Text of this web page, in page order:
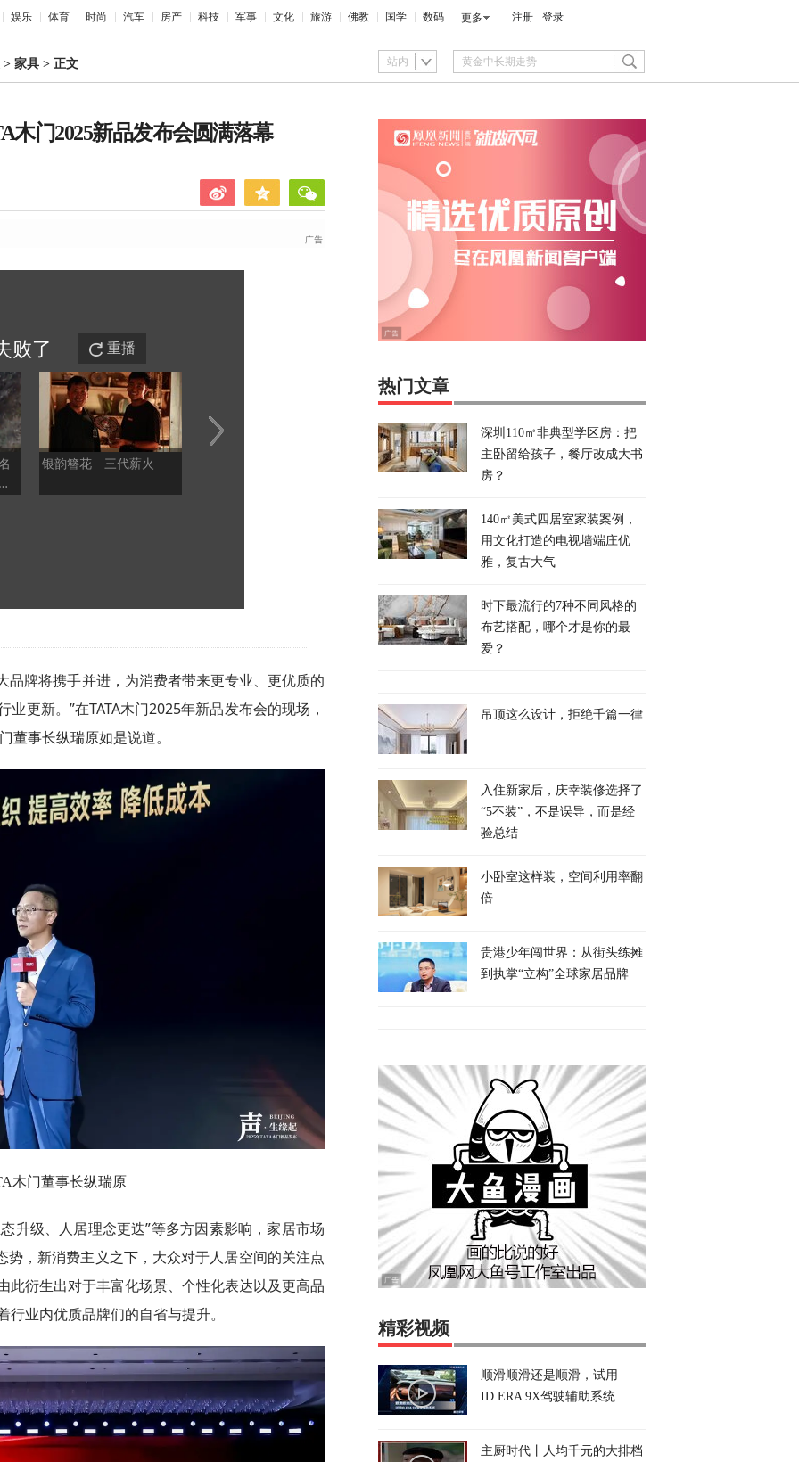
娱乐 体育 时尚 汽车 房产 科技 军事 文化 旅游 佛教 国学 数码 更多 注册 登录
> 家具 > 正文 站内
木门2025新品发布会圆满落幕
败了 重播
银韵簪花 三代薪火
山河有韵大地成诗 奔赴
【甘快看】甘肃武威：冰
品牌将携手并进，为消费者带来更专业、更优质的
更新。”在TATA木门2025年新品发布会的现场，
董事长纵瑞原如是说道。
木门董事长纵瑞原
升级、人居理念更迭”等多方因素影响，家居市场
势，新消费主义之下，大众对于人居空间的关注点
此衍生出对于丰富化场景、个性化表达以及更高品
业内优质品牌们的自省与提升。
热门文章
深圳110㎡非典型学区房：把
主卧留给孩子，餐厅改成大书
房？
140㎡美式四居室家装案例，
用文化打造的电视墙端庄优
雅，复古大气
时下最流行的7种不同风格的
布艺搭配，哪个才是你的最
爱？
吊顶这么设计，拒绝千篇一律
入住新家后，庆幸装修选择了
“5不装”，不是误导，而是经
验总结
小卧室这样装，空间利用率翻
倍
贵港少年闯世界：从街头练摊
到执掌“立构”全球家居品牌
精彩视频
顺滑顺滑还是顺滑，试用
ID.ERA 9X驾驶辅助系统
主厨时代丨人均千元的大排档